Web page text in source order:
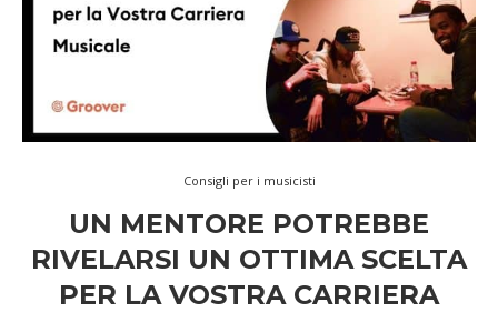
Consigli per i musicisti
UN MENTORE POTREBBE
RIVELARSI UN OTTIMA SCELTA
PER LA VOSTRA CARRIERA